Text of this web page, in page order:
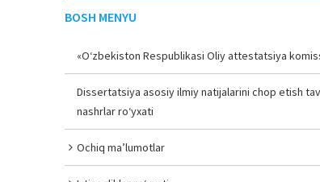
BOSH MENYU
«O‘zbekiston Respublikasi Oliy attestatsiya
Dissertatsiya asosiy ilmiy natijalarini chop etish
nashrlar ro‘yxati
Ochiq ma’lumotlar